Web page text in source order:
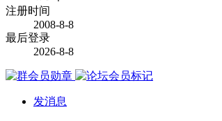
注册时间
2008-8-8
最后登录
2026-8-8
发消息